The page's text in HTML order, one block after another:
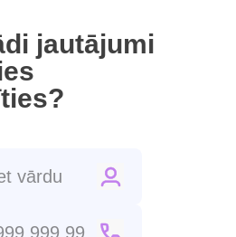
jautājumi